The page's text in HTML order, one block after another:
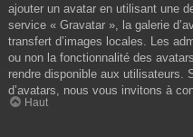
ajouter un avatar en utilisant une
service « Gravatar », la galerie
transfert d’images locales. Les
ou non la fonctionnalité des
rendre disponible aux utilisateurs.
d’avatars, nous vous invitons à
Haut